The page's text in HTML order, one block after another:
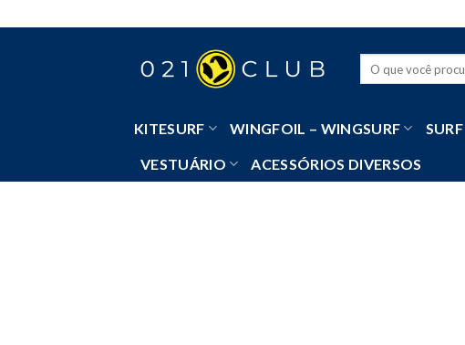
to
KITESURF WINGFOIL – WINGSURF SURF
VESTUÁRIO ACESSÓRIOS DIVERSOS